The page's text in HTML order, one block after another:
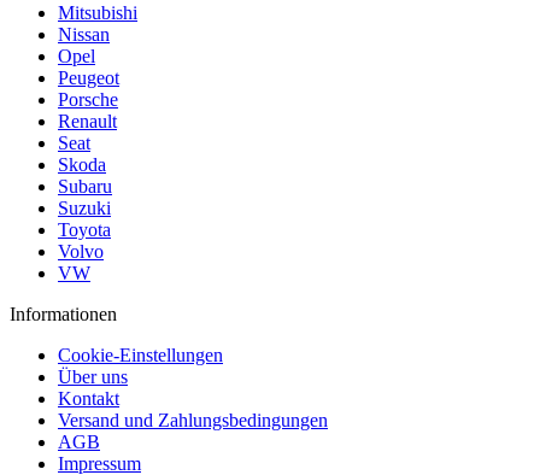
Mitsubishi
Nissan
Opel
Peugeot
Porsche
Renault
Seat
Skoda
Subaru
Suzuki
Toyota
Volvo
VW
Informationen
Cookie-Einstellungen
Über uns
Kontakt
Versand und Zahlungsbedingungen
AGB
Impressum